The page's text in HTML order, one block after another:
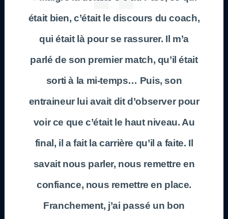
était bien, c’était le discours du coach,
qui était là pour se rassurer. Il m’a
parlé de son premier match, qu’il était
sorti à la mi-temps… Puis, son
entraineur lui avait dit d’observer pour
voir ce que c’était le haut niveau. Au
final, il a fait la carrière qu’il a faite. Il
savait nous parler, nous remettre en
confiance, nous remettre en place.
Franchement, j’ai passé un bon